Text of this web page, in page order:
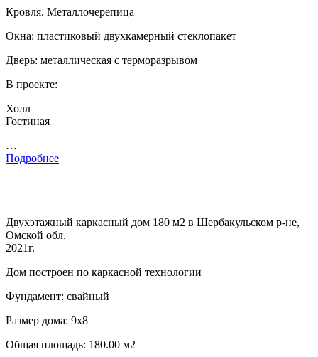
Кровля. Металлочерепица
Окна: пластиковый двухкамерный стеклопакет
Дверь: металлическая с терморазрывом
В проекте:
Холл
Гостиная
…
Подробнее
Двухэтажный каркасный дом 180 м2 в Шербакульском р-не,
Омской обл.
2021г.
Дом построен по каркасной технологии
Фундамент: свайный
Размер дома: 9х8
Общая площадь: 180.00 м2